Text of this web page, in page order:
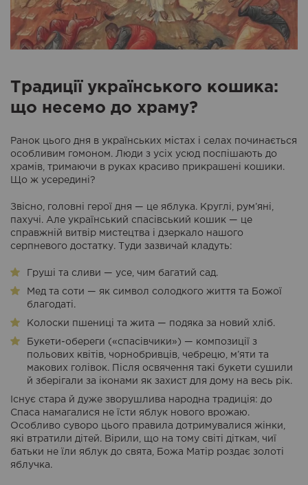
Традиції українського кошика:
що несемо до храму?
Ранок цього дня в українських містах і селах починається
особливим гомоном. Люди з усіх усюд поспішають до
храмів, тримаючи в руках красиво прикрашені кошики.
Що ж усередині?
Звісно, головні герої дня — це яблука. Круглі, рум’яні,
пахучі. Але український спасівський кошик — це
справжній витвір мистецтва і дзеркало нашого
серпневого достатку. Туди зазвичай кладуть:
Груші та сливи — усе, чим багатий сад.
Мед та соти — як символ солодкого життя та Божої
благодаті.
Колоски пшениці та жита — подяка за новий хліб.
Букети-обереги («спасівчики») — композиції з
польових квітів, чорнобривців, чебрецю, м’яти та
макових голівок. Після освячення такі букети сушили
й зберігали за іконами як захист для дому на весь рік.
Існує стара й дуже зворушлива народна традиція: до
Спаса намагалися не їсти яблук нового врожаю.
Особливо суворо цього правила дотримувалися жінки,
які втратили дітей. Вірили, що на тому світі діткам, чиї
батьки не їли яблук до свята, Божа Матір роздає золоті
яблучка.